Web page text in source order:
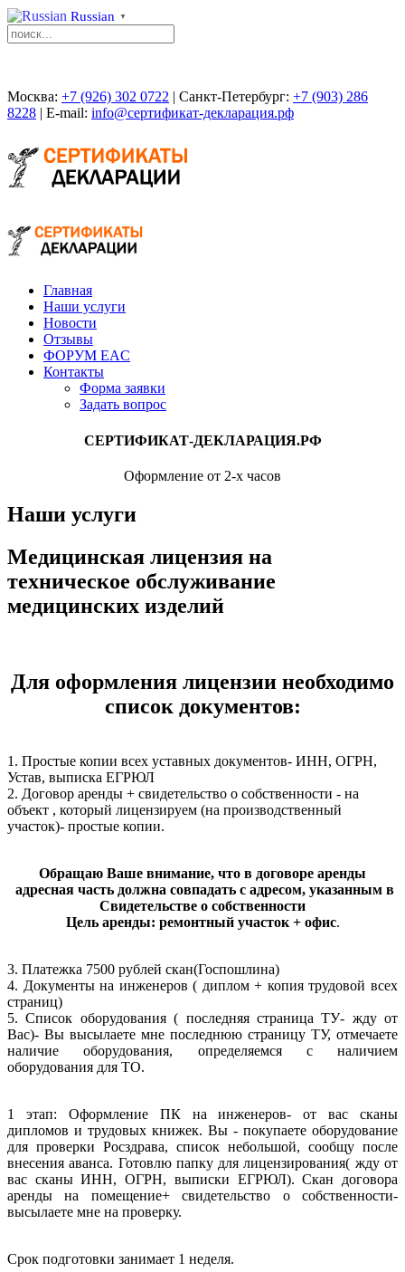
Russian ▼
Москва: +7 (926) 302 0722 | Санкт-Петербург: +7 (903) 286
8228 | E-mail: info@сертификат-декларация.рф
Главная
Наши услуги
Новости
Отзывы
ФОРУМ EAC
Контакты
Форма заявки
Задать вопрос
СЕРТИФИКАТ-ДЕКЛАРАЦИЯ.РФ
Оформление от 2-х часов
Наши услуги
Медицинская лицензия на
техническое обслуживание
медицинских изделий
Для оформления лицензии необходимо
список документов:
1. Простые копии всех уставных документов- ИНН, ОГРН,
Устав, выписка ЕГРЮЛ
2. Договор аренды + свидетельство о собственности - на
объект , который лицензируем (на производственный
участок)- простые копии.
Обращаю Ваше внимание, что в договоре аренды
адресная часть должна совпадать с адресом, указанным в
Свидетельстве о собственности
Цель аренды: ремонтный участок + офис.
3. Платежка 7500 рублей скан(Госпошлина)
4. Документы на инженеров ( диплом + копия трудовой всех
страниц)
5. Список оборудования ( последняя страница ТУ- жду от
Вас)- Вы высылаете мне последнюю страницу ТУ, отмечаете
наличие оборудования, определяемся с наличием
оборудования для ТО.
1 этап: Оформление ПК на инженеров- от вас сканы
дипломов и трудовых книжек. Вы - покупаете оборудование
для проверки Росздрава, список небольшой, сообщу после
внесения аванса. Готовлю папку для лицензирования( жду от
вас сканы ИНН, ОГРН, выписки ЕГРЮЛ). Скан договора
аренды на помещение+ свидетельство о собственности-
высылаете мне на проверку.
Срок подготовки занимает 1 неделя.